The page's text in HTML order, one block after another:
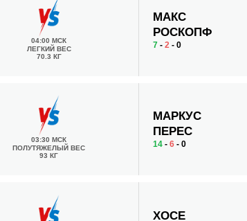
04:00 МСК
ЛЕГКИЙ ВЕС
70.3 КГ
МАКС
РОСКОПФ
7 -2 - 0
03:30 МСК
ПОЛУТЯЖЕЛЫЙ ВЕС
93 КГ
МАРКУС
ПЕРЕС
14 -6 - 0
ХОСЕ